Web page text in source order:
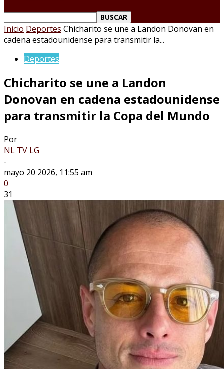
Inicio Deportes Chicharito se une a Landon Donovan en
cadena estadounidense para transmitir la...
Deportes
Chicharito se une a Landon
Donovan en cadena estadounidense
para transmitir la Copa del Mundo
Por
NL TV LG
-
mayo 20 2026, 11:55 am
0
31